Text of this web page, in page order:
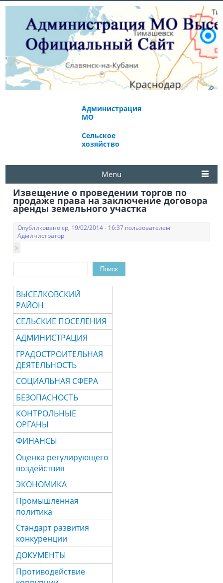
Администрация
МО
Сельское
хозяйство
Menu
Извещение о проведении торгов по
продаже права на заключение договора
аренды земельного участка
Опубликовано ср, 19/02/2014 - 16:37 пользователем
Администратор
Поиск
ВЫСЕЛКОВСКИЙ
РАЙОН
СЕЛЬСКИЕ ПОСЕЛЕНИЯ
АДМИНИСТРАЦИЯ
ГРАДОСТРОИТЕЛЬНАЯ
ДЕЯТЕЛЬНОСТЬ
СОЦИАЛЬНАЯ СФЕРА
БЕЗОПАСНОСТЬ
КОНТРОЛЬНЫЕ
ОРГАНЫ
ФИНАНСЫ
Оценка регулирующего
воздействия
ЭКОНОМИКА
Промышленная
политика
Стандарт развития
конкуренции
ДОКУМЕНТЫ
Противодействие